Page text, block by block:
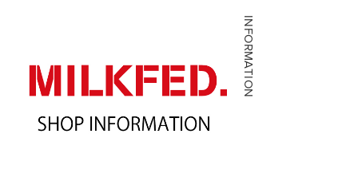
INFORMATION